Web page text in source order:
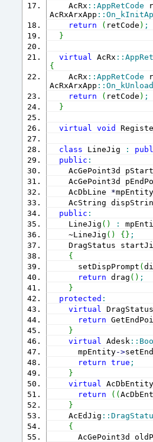
AcRx ::AppRetCode
AcRxArxApp ::
return
( retCode ) ;
}
virtual AcRx ::
{
AcRx ::AppRetCode
AcRxArxApp ::
return
( retCode ) ;
}
virtual void
class LineJig :
public :
AcGePoint3d
AcGePoint3d
AcDbLine *
AcString
public :
LineJig ( ) :
~LineJig ( ) { } ;
DragStatus
{
setDispPrompt (
return drag ( ) ;
}
protected :
virtual
return
}
virtual
Adesk ::
mpEntity->
return
true ;
}
virtual
return
( (
}
AcEdJig ::
{
AcGePoint3d